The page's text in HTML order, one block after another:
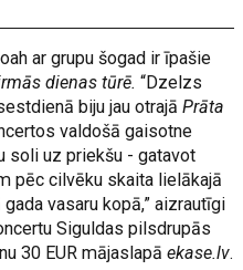
ar grupu šogad ir īpašie
dienas tūrē. “Dzelzs
biju jau otrajā Prāta
valdošā gaisotne
soli uz priekšu - gatavot
pēc cilvēku skaita lielākajā
vasaru kopā,” aizrautīgi
Siguldas pilsdrupās
30 EUR mājaslapāekase.lv.